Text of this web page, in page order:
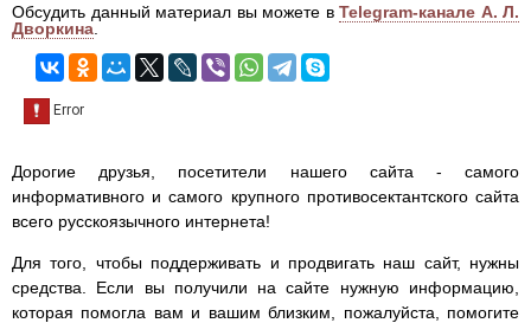
Обсудить данный материал вы можете в Telegram-канале А. Л.
Дворкина
Дорогие друзья, посетители нашего сайта - самого
информативного и самого крупного противосектантского сайта
всего русскоязычного интернета!
Для того, чтобы поддерживать и продвигать наш сайт, нужны
средства. Если вы получили на сайте нужную информацию,
которая помогла вам и вашим близким, пожалуйста, помогите